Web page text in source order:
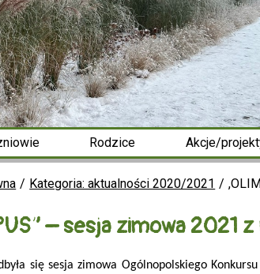
Rodzice Akcje/
Kategoria: aktualności 2020/2021
– sesja zimowa 2021
się sesja zimowa Ogólnopolskiego